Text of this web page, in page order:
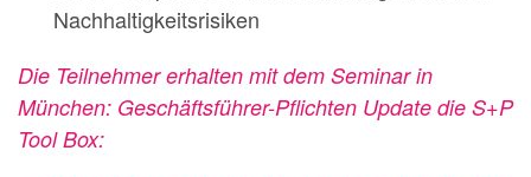
Nachhaltigkeitsrisiken
Die Teilnehmer erhalten mit dem Seminar in
München: Geschäftsführer-Pflichten Update die S+P
Tool Box: